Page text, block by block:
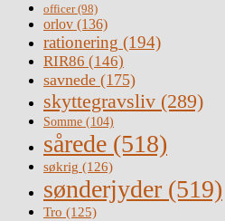
officer(98)
orlov (136)
rationering (194)
RIR86 (146)
savnede (175)
skyttegravsliv (289)
Somme (104)
sårede (518)
søkrig (126)
sønderjyder (519)
Tro (125)